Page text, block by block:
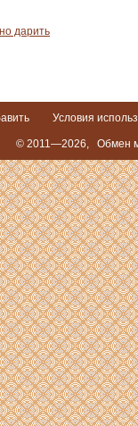
дарить
Условия
© 2011—2026, Обмен